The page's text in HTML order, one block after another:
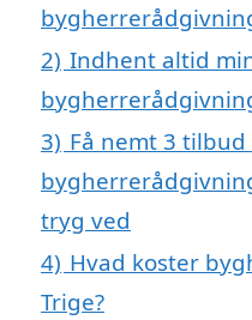
2) Indhent altid
3) Få nemt 3 tilbud
tryg ved
4) Hvad koster
Trige?